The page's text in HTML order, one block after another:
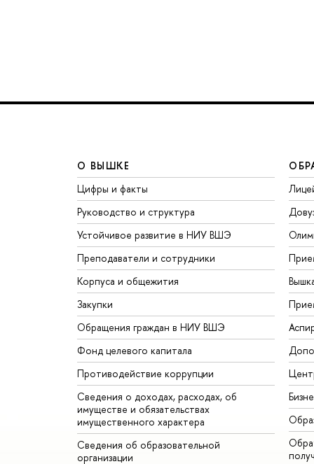
О ВЫШКЕ
Цифры и факты
Руководство и структура
Устойчивое развитие в НИУ ВШЭ
Преподаватели и сотрудники
Корпуса и общежития
Закупки
Обращения граждан в НИУ ВШЭ
Фонд целевого капитала
Противодействие коррупции
Сведения о доходах, расходах, об
имуществе и обязательствах
имущественного характера
Сведения об образовательной
организации